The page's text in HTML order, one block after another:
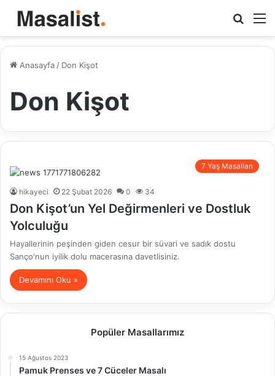
Arama
yap
Anasayfa / Don Kişot
Don Kişot
7 Yaş Masalları
hikayeci 22 Şubat 2026 0 34
Don Kişot’un Yel Değirmenleri ve Dostluk
Yolculuğu
Hayallerinin peşinden giden cesur bir süvari ve sadık dostu
Sanço'nun iyilik dolu macerasına davetlisiniz.
Devamını Oku »
Popüler Masallarımız
15 Ağustos 2023
Pamuk Prenses ve 7 Cüceler Masalı